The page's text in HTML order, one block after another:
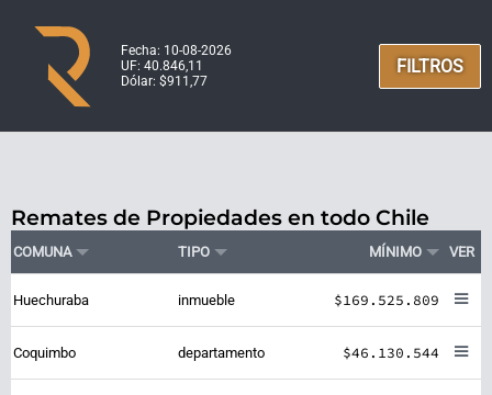
Fecha: 10-08-2026
UF: 40.846,11
Dólar: $911,77
FILTROS
Remates de Propiedades en todo Chile
COMUNA TIPO MÍNIMO VER
Huechuraba inmueble $169.525.809
Coquimbo departamento $46.130.544